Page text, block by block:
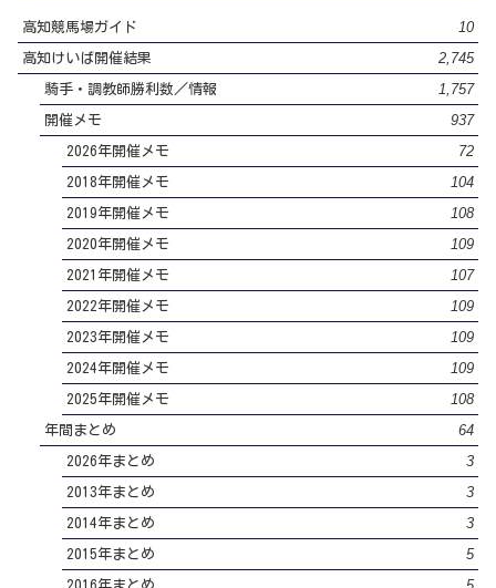
高知競馬場ガイド 10
高知けいば開催結果 2,745
騎手・調教師勝利数／情報 1,757
開催メモ 937
2026年開催メモ 72
2018年開催メモ 104
2019年開催メモ 108
2020年開催メモ 109
2021年開催メモ 107
2022年開催メモ 109
2023年開催メモ 109
2024年開催メモ 109
2025年開催メモ 108
年間まとめ 64
2026年まとめ 3
2013年まとめ 3
2014年まとめ 3
2015年まとめ 5
2016年まとめ